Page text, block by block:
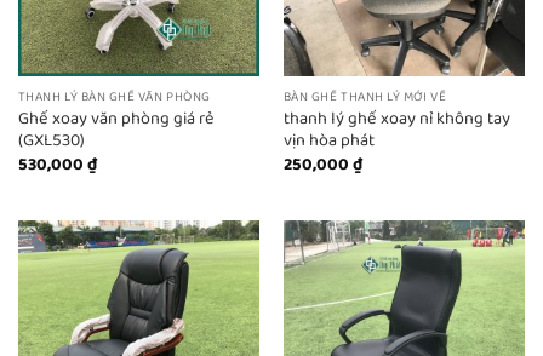
THANH LÝ BÀN GHẾ VĂN PHÒNG
Ghế xoay văn phòng giá rẻ
(GXL530)
530,000₫
BÀN GHẾ THANH LÝ MỚI VỀ
thanh lý ghế xoay nỉ không tay
vịn hòa phát
250,000₫